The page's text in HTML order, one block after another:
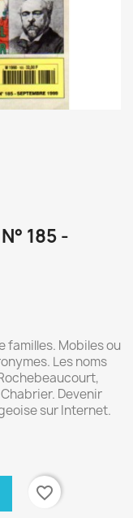
185 -
familles. Mobiles ou
Les noms
Devenir
sur Internet.
favorite_border